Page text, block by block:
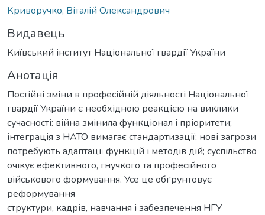
Криворучко, Віталій Олександрович
Видавець
Київський інститут Національної гвардії України
Анотація
Постійні зміни в професійній діяльності Національної
гвардії України є необхідною реакцією на виклики
сучасності: війна змінила функціонал і пріоритети;
інтеграція з НАТО вимагає стандартизації; нові загрози
потребують адаптації функцій і методів дій; суспільство
очікує ефективного, гнучкого та професійного
військового формування. Усе це обґрунтовує
реформування
структури, кадрів, навчання і забезпечення НГУ